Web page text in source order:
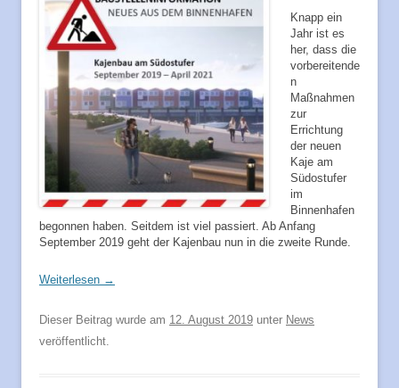
Knapp ein
Jahr ist es
her, dass die
vorbereitende
n
Maßnahmen
zur
Errichtung
der neuen
Kaje am
Südostufer
im
Binnenhafen
begonnen haben. Seitdem ist viel passiert. Ab Anfang
September 2019 geht der Kajenbau nun in die zweite Runde.
Weiterlesen →
Dieser Beitrag wurde am 12. August 2019 unter News
veröffentlicht.